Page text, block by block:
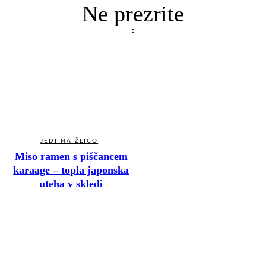
Ne prezrite
JEDI NA ŽLICO
Miso ramen s piščancem
karaage – topla japonska
uteha v skledi